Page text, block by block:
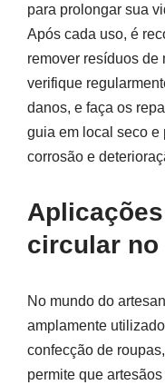
para prolongar sua
Após cada uso, é
remover resíduos de
verifique
danos, e faça os
guia em local seco e
corrosão e
circular no
No mundo do
amplamente
confecção de
permite que